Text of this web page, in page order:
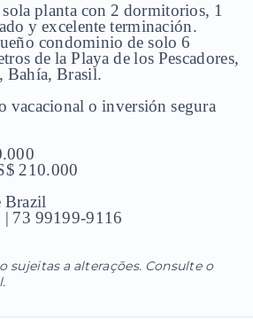
sola planta con 2 dormitorios, 1
y excelente terminación.
condominio de solo 6
de la Playa de los Pescadores,
Bahía, Brasil.
vacacional o inversión segura
210.000
Brazil
73 99199-9116
sujeitas a alterações. Consulte o